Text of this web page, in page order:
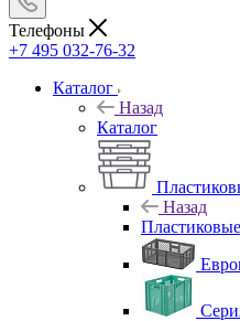
Телефоны
+7 495 032-76-32
Каталог
Назад
Каталог
Назад